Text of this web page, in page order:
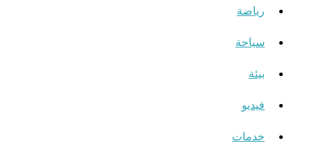
رياضة
سياحة
بيئة
فيديو
خدمات